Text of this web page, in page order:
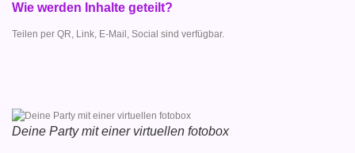
Wie werden Inhalte geteilt?
Teilen per QR, Link, E-Mail, Social sind verfügbar.
Deine Party mit einer virtuellen fotobox